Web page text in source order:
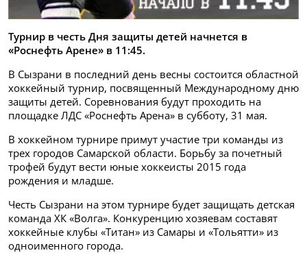
Турнир в честь Дня защиты детей начнется в
«Роснефть Арене» в 11:45.
В Сызрани в последний день весны состоится областной
хоккейный турнир, посвященный Международному дню
защиты детей. Соревнования будут проходить на
площадке ЛДС «Роснефть Арена» в субботу, 31 мая.
В хоккейном турнире примут участие три команды из
трех городов Самарской области. Борьбу за почетный
трофей будут вести юные хоккеисты 2015 года
рождения и младше.
Честь Сызрани на этом турнире будет защищать детская
команда ХК «Волга». Конкуренцию хозяевам составят
хоккейные клубы «Титан» из Самары и «Тольятти» из
одноименного города.